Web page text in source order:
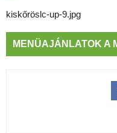
kiskőröslc-up-9.jpg
MENÜAJÁNLATOK A